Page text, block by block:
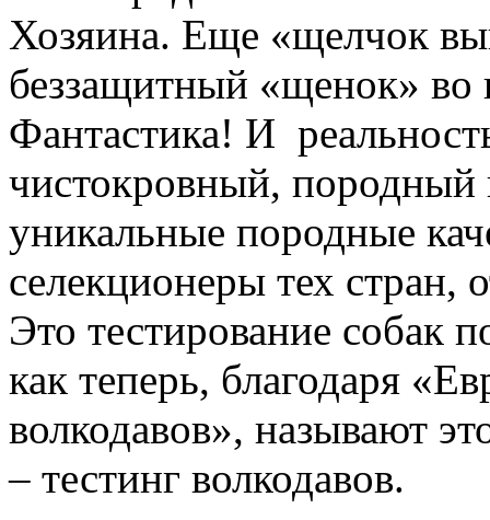
Хозяина. Еще «щелчок
беззащитный «щенок» во
Фантастика! И
чистокровный, породный
уникальные породные
селекционеры тех стран,
Это тестирование собак
как теперь, благодаря
волкодавов», называют
– тестинг волкодавов.